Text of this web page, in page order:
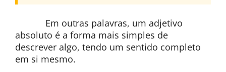
Em outras palavras, um adjetivo
absoluto é a forma mais simples de
descrever algo, tendo um sentido completo
em si mesmo.